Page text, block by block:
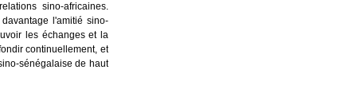
sino-africaines.
l'amitié sino-
les échanges et la
continuellement, et
sénégalaise de haut